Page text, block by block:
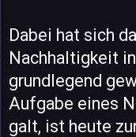
Dabei hat sich
Nachhaltigkeit
grundlegend
Aufgabe eines
galt, ist heute